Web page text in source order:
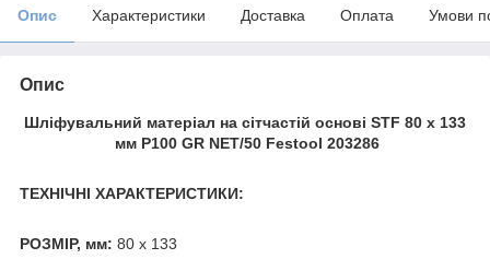
Опис Характеристики Доставка Оплата Умови
Опис
Шліфувальний матеріал на сітчастій основі STF 80 x 133
мм P100 GR NET/50 Festool 203286
ТЕХНІЧНІ ХАРАКТЕРИСТИКИ:
РОЗМІР, мм: 80 х 133